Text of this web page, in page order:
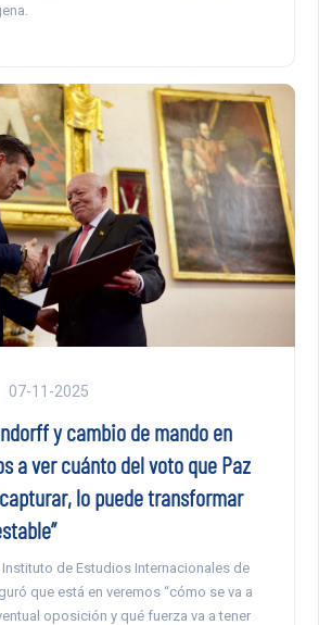
07-11-2025
y cambio de mando en
a ver cuánto del voto que Paz
lo puede transformar
de Estudios Internacionales de
que está en veremos “cómo se va a
oposición y qué fuerza va a tener